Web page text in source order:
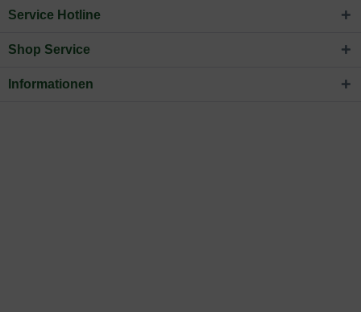
Service Hotline
Shop Service
Informationen